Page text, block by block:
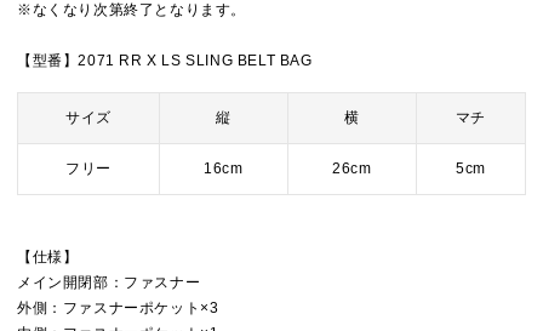
※なくなり次第終了となります。
【型番】2071 RR X LS SLING BELT BAG
サイズ 縦 横 マチ
フリー 16cm 26cm 5cm
【仕様】
メイン開閉部：ファスナー
外側：ファスナーポケット×3